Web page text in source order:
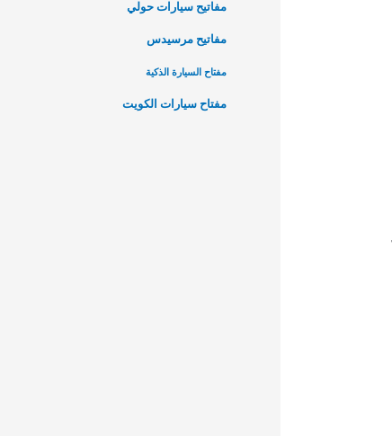
مفاتيح سيارات حولي
مفاتيح مرسيدس
مفتاح السيارة الذكية
مفتاح سيارات الكويت